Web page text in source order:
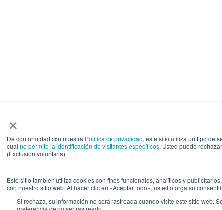
×
De conformidad con nuestra Política de privacidad, este sitio utiliza un tipo de
cual no permite la identificación de visitantes específicos. Usted puede
(Exclusión voluntaria).
Este sitio también utiliza cookies con fines funcionales, analíticos y
con nuestro sitio web. Al hacer clic en «Aceptar todo», usted otorga su
Si rechaza, su información no será rastreada cuando visite este sitio web.
preferencia de no ser rastreado.